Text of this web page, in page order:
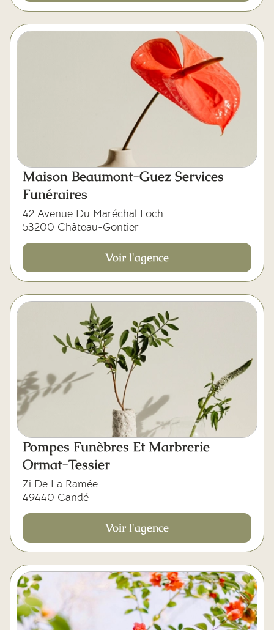
Maison Beaumont-Guez Services
Funéraires
42 Avenue Du Maréchal Foch
53200 Château-Gontier
Voir l'agence
Pompes Funèbres Et Marbrerie
Ormat-Tessier
Zi De La Ramée
49440 Candé
Voir l'agence